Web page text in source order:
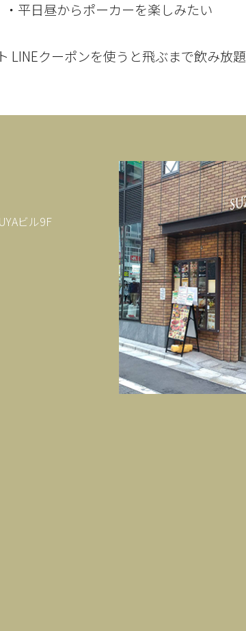
・平日昼からポーカーを楽しみたい
LINEクーポンを使うと飛ぶまで飲み放題
ビル9F